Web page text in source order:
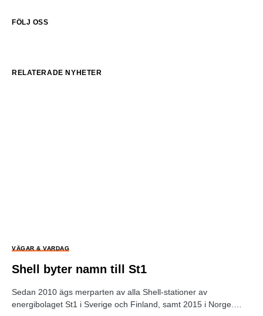
FÖLJ OSS
RELATERADE NYHETER
VÄGAR & VARDAG
Shell byter namn till St1
Sedan 2010 ägs merparten av alla Shell-stationer av
energibolaget St1 i Sverige och Finland, samt 2015 i Norge.…